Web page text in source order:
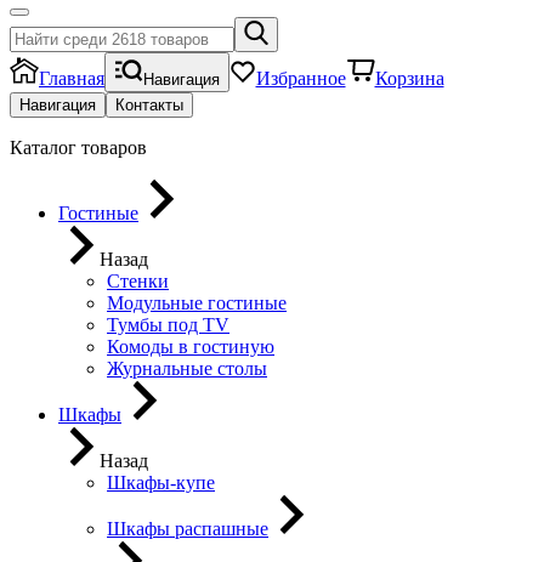
Главная Навигация Избранное Корзина
Навигация Контакты
Каталог товаров
Гостиные
Назад
Стенки
Модульные гостиные
Тумбы под ТV
Комоды в гостиную
Журнальные столы
Шкафы
Назад
Шкафы-купе
Шкафы распашные